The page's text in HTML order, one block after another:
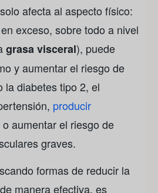
afecta al aspecto físico:
exceso, sobre todo a nivel
grasa visceral), puede
y aumentar el riesgo de
la diabetes tipo 2, el
producir
o aumentar el riesgo de
graves.
formas de reducir la
manera efectiva, es